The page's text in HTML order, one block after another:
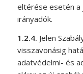
eltérése esetén a
irányadók.
1.2.4. Jelen
visszavonásig
adatvédelmi- és